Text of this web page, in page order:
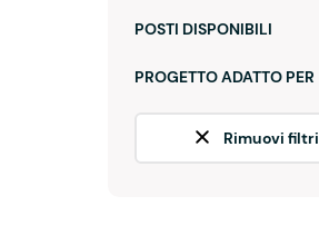
POSTI DISPONIBILI
PROGETTO ADATTO PER
Rimuovi filtri